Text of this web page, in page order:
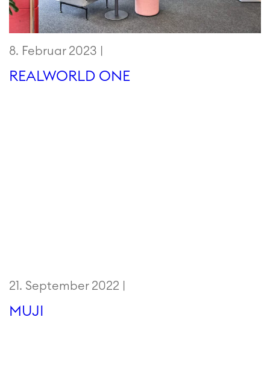
8. Februar 2023 |
REALWORLD ONE
21. September 2022 |
MUJI